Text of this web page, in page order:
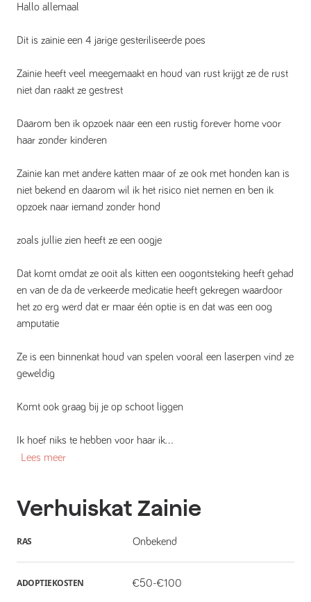
Hallo allemaal
Dit is zainie een 4 jarige gesteriliseerde poes
Zainie heeft veel meegemaakt en houd van rust krijgt ze de rust
niet dan raakt ze gestrest
Daarom ben ik opzoek naar een een rustig forever home voor
haar zonder kinderen
Zainie kan met andere katten maar of ze ook met honden kan is
niet bekend en daarom wil ik het risico niet nemen en ben ik
opzoek naar iemand zonder hond
zoals jullie zien heeft ze een oogje
Dat komt omdat ze ooit als kitten een oogontsteking heeft gehad
en van de da de verkeerde medicatie heeft gekregen waardoor
het zo erg werd dat er maar één optie is en dat was een oog
amputatie
Ze is een binnenkat houd van spelen vooral een laserpen vind ze
geweldig
Komt ook graag bij je op schoot liggen
Ik hoef niks te hebben voor haar ik...
Lees meer
Verhuiskat Zainie
RAS Onbekend
ADOPTIEKOSTEN €50-€100